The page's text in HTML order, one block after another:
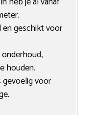
geschikt voor
houden.
voor